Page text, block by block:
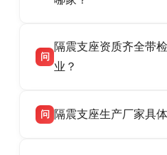
话：13323182312。
产厂家，可提供支座选
供货、现场安装指导一
话：13323182312。
问
隔震支座资质齐全带
业？
品资质齐全，每批次产
问 隔震支座生产厂家具